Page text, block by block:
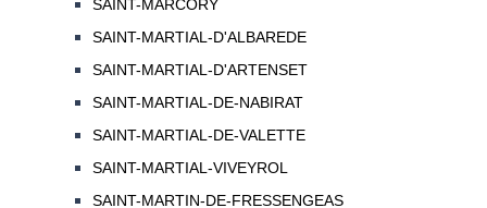
SAINT-MARCORY
SAINT-MARTIAL-D'ALBAREDE
SAINT-MARTIAL-D'ARTENSET
SAINT-MARTIAL-DE-NABIRAT
SAINT-MARTIAL-DE-VALETTE
SAINT-MARTIAL-VIVEYROL
SAINT-MARTIN-DE-FRESSENGEAS